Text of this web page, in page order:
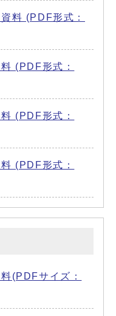
料 (PDF形式：
(PDF形式：
(PDF形式：
(PDF形式：
(PDFサイズ：